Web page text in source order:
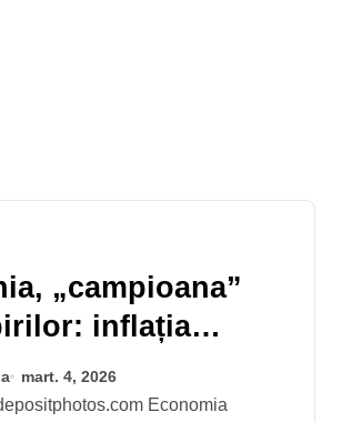
„campioana”
inflația
de
ori media zonei
mart. 4, 2026